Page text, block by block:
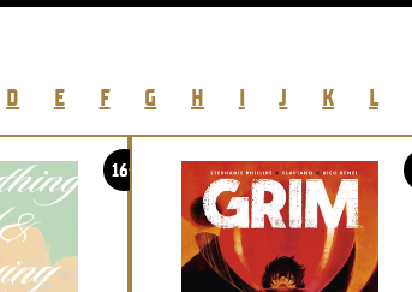
D E F G H I J K L
16+